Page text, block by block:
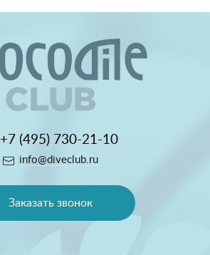
+7 (495) 730-21-10
info@diveclub.ru
Заказать звонок